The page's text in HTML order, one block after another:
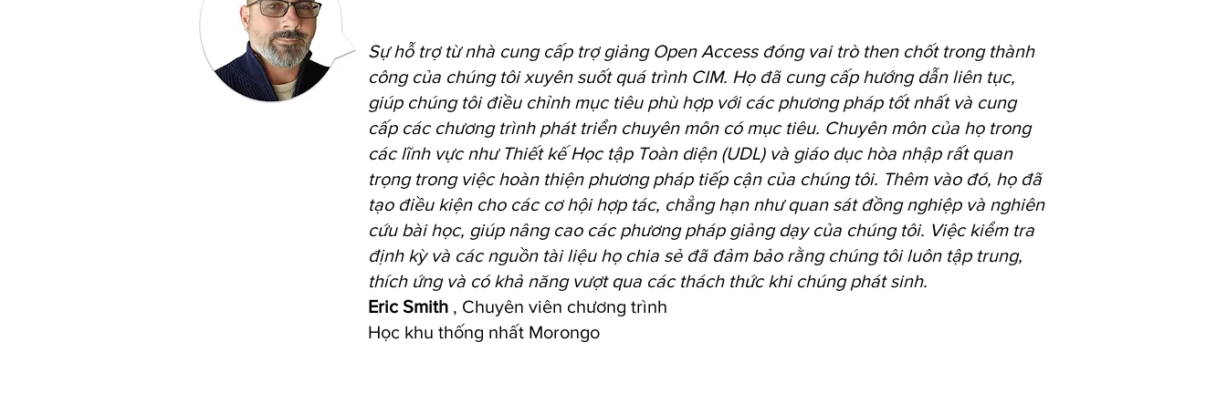
Sự hỗ trợ từ nhà cung cấp trợ giảng Open Access đóng vai trò then chốt trong thành
công của chúng tôi xuyên suốt quá trình CIM. Họ đã cung cấp hướng dẫn liên tục,
giúp chúng tôi điều chỉnh mục tiêu phù hợp với các phương pháp tốt nhất và cung
cấp các chương trình phát triển chuyên môn có mục tiêu. Chuyên môn của họ trong
các lĩnh vực như Thiết kế Học tập Toàn diện (UDL) và giáo dục hòa nhập rất quan
trọng trong việc hoàn thiện phương pháp tiếp cận của chúng tôi. Thêm vào đó, họ đã
tạo điều kiện cho các cơ hội hợp tác, chẳng hạn như quan sát đồng nghiệp và nghiên
cứu bài học, giúp nâng cao các phương pháp giảng dạy của chúng tôi. Việc kiểm tra
định kỳ và các nguồn tài liệu họ chia sẻ đã đảm bảo rằng chúng tôi luôn tập trung,
thích ứng và có khả năng vượt qua các thách thức khi chúng phát sinh.
Eric Smith , Chuyên viên chương trình
Học khu thống nhất Morongo